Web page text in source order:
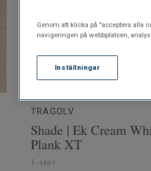
TRÄGOLV
Shade | Ek Cream
Plank XT
1-stav
Genom att klicka på "acceptera alla
navigeringen på webbplatsen,
Inställningar